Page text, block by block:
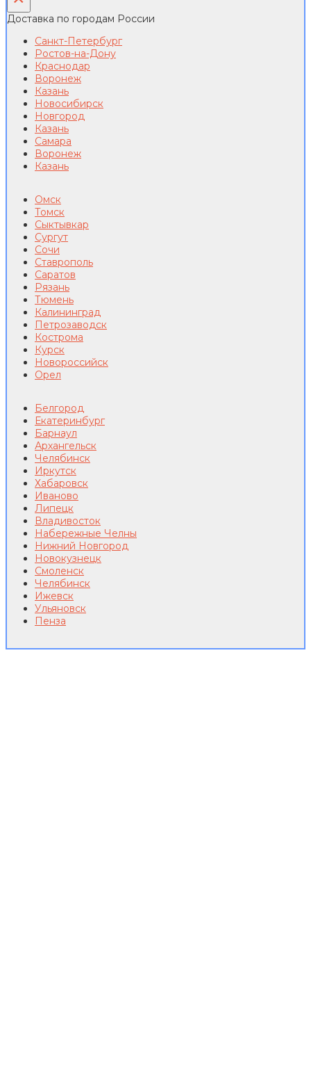
Доставка по городам России
Санкт-Петербург
Ростов-на-Дону
Краснодар
Воронеж
Казань
Новосибирск
Новгород
Казань
Самара
Воронеж
Казань
Омск
Томск
Сыктывкар
Сургут
Сочи
Ставрополь
Саратов
Рязань
Тюмень
Калининград
Петрозаводск
Кострома
Курск
Новороссийск
Орел
Белгород
Екатеринбург
Барнаул
Архангельск
Челябинск
Иркутск
Хабаровск
Иваново
Липецк
Владивосток
Набережные Челны
Нижний Новгород
Новокузнецк
Смоленск
Челябинск
Ижевск
Ульяновск
Пенза